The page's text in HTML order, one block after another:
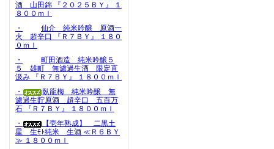
酒 山田錦 『２０２５ＢＹ』 １
８００ｍｌ
・
仙介 純米吟醸 原酒一
火 超辛口 『Ｒ７ＢＹ』 １８０
０ｍｌ
・
町田酒造 純米吟醸５
５ 雄町 無濾過生酒 限定直
汲み 『Ｒ７ＢＹ』 １８００ｍｌ
・
臥龍梅 純米吟醸 無
濾過生貯原酒 超辛口 五百万
石 『Ｒ７ＢＹ』 １８００ｍｌ
・
【壱年熟成】 二黒土
星 生ﾓﾄ純米 生酒 ≪Ｒ６ＢＹ
≫ １８００ｍｌ